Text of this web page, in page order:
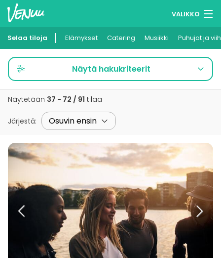
VALIKKO
Muistilistasi
Kirjaudu
Suomi
Selaa tiloja Elämykset Catering Musiikki Puhujat ja
Näytä hakukriteerit
Näytetään 37 - 72 / 91 tilaa
Järjestä: